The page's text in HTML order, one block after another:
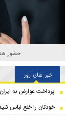
حضور
خبر های روز
پرداخت عوارض به
خودتان را خلع لباس